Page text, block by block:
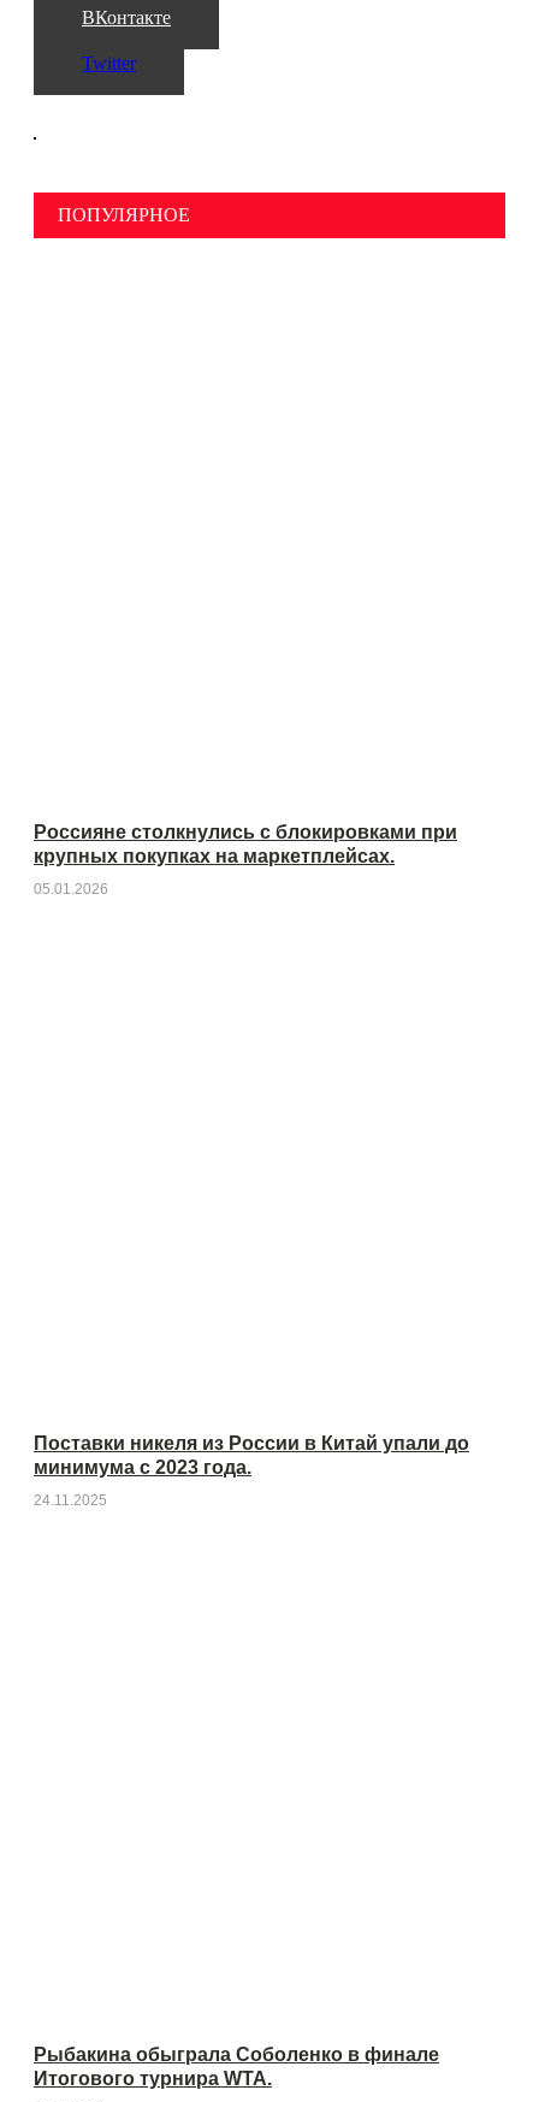
ВКонтакте
Twitter
ПОПУЛЯРНОЕ
Россияне столкнулись с блокировками при
крупных покупках на маркетплейсах.
05.01.2026
Поставки никеля из России в Китай упали до
минимума с 2023 года.
24.11.2025
Рыбакина обыграла Соболенко в финале
Итогового турнира WTA.